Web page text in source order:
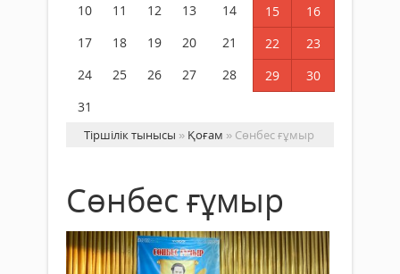
10
11 12 13 14 15
16
17
18 19 20 21 22
23
24
25 26 27 28 29
30
31
Тіршілік тынысы » Қоғам » Сөнбес ғұмыр
Сөнбес ғұмыр